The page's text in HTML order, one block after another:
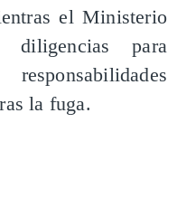
el Ministerio
para
la fuga.